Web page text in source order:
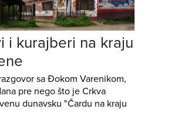
i kurajberi na kraju
sa Đokom Varenikom,
pre nego što je Crkva
dunavsku "Čardu na kraju